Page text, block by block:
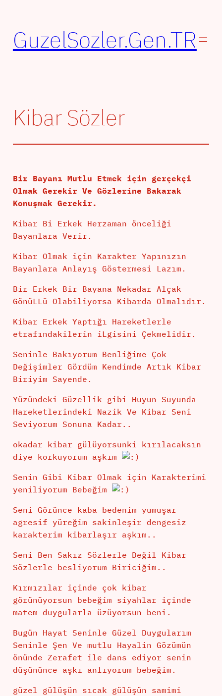
GuzelSozler.Gen.TR
Kibar Sözler
Bir Bayanı Mutlu Etmek için gerçekçi
Olmak Gerekir Ve Gözlerine Bakarak
Konuşmak Gerekir.
Kibar Bi Erkek Herzaman önceliği
Bayanlara Verir.
Kibar Olmak için Karakter Yapınızın
Bayanlara Anlayış Göstermesi Lazım.
Bir Erkek Bir Bayana Nekadar Alçak
GönüLLü Olabiliyorsa Kibarda Olmalıdır.
Kibar Erkek Yaptığı Hareketlerle
etrafındakilerin iLgisini Çekmelidir.
Seninle Bakıyorum Benliğime Çok
Değişimler Gördüm Kendimde Artık Kibar
Biriyim Sayende.
Yüzündeki Güzellik gibi Huyun Suyunda
Hareketlerindeki Nazik Ve Kibar Seni
Seviyorum Sonuna Kadar..
okadar kibar gülüyorsunki kırılacaksın
diye korkuyorum aşkım
Senin Gibi Kibar Olmak için Karakterimi
yeniliyorum Bebeğim
Seni Görünce kaba bedenim yumuşar
agresif yüreğim sakinleşir dengesiz
karakterim kibarlaşır aşkım..
Seni Ben Sakız Sözlerle Değil Kibar
Sözlerle besliyorum Biriciğim..
Kırmızılar içinde çok kibar
görünüyorsun bebeğim siyahlar içinde
matem duygularla üzüyorsun beni.
Bugün Hayat Seninle Güzel Duygularım
Seninle Şen Ve mutlu Hayalin Gözümün
önünde Zerafet ile dans ediyor senin
düşününce aşkı anlıyorum bebeğim.
güzel gülüşün sıcak gülüşün samimi